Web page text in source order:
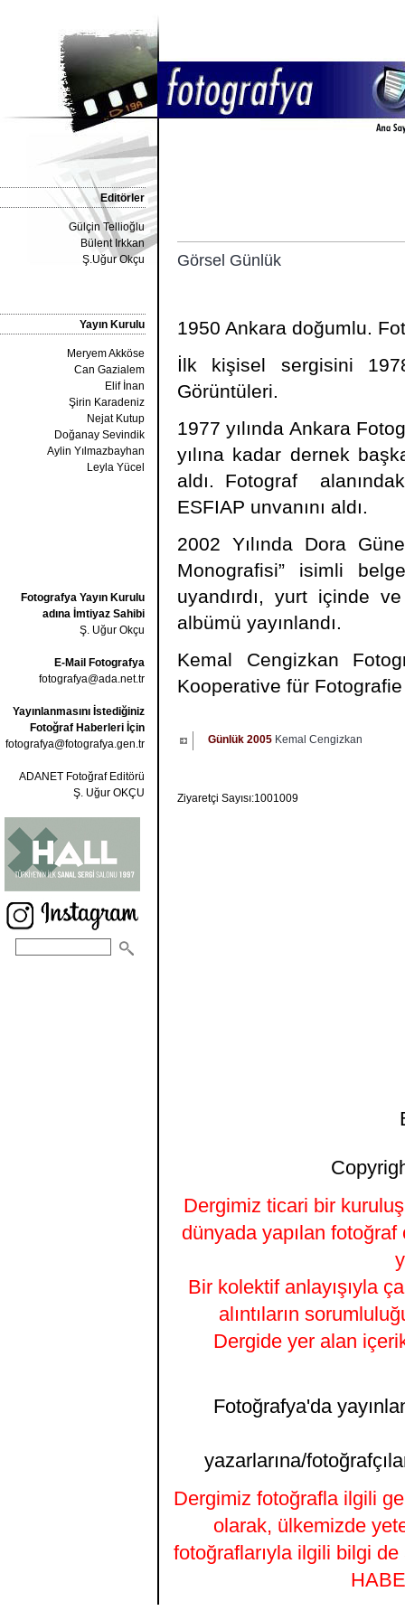
Editörler
Gülçin Tellioğlu
Bülent Irkkan
Ş.Uğur Okçu
Yayın Kurulu
Meryem Akköse
Can Gazialem
Elif İnan
Şirin Karadeniz
Nejat Kutup
Doğanay Sevindik
Aylin Yılmazbayhan
Leyla Yücel
Fotografya Yayın Kurulu
adına İmtiyaz Sahibi
Ş. Uğur Okçu
E-Mail Fotografya
fotografya@ada.net.tr
Yayınlanmasını İstediğiniz
Fotoğraf Haberleri İçin
fotografya@fotografya.gen.tr
ADANET Fotoğraf Editörü
Ş. Uğur OKÇU
Görsel Günlük
1950 Ankara doğumlu.
İlk kişisel sergisini
Görüntüleri.
1977 yılında Ankara
yılına kadar dernek
aldı. Fotograf
ESFIAP unvanını aldı.
2002 Yılında Dora
Monografisi” isimli
uyandırdı, yurt içinde
albümü yayınlandı.
Kemal Cengizkan
Kooperative für
Günlük 2005 Kemal Cengizkan
Ziyaretçi Sayısı:1001009
Dergimiz ticari bir kuruluş
dünyada yapılan fotoğraf
Bir kolektif anlayışıyla
alıntıların
Dergide yer alan
Fotoğrafya'da
yazarlarına/
Dergimiz fotoğrafla ilgili
olarak, ülkemizde
fotoğraflarıyla ilgili bilgi